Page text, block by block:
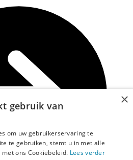
×
gebruik van
om uw gebruikerservaring te
te gebruiken, stemt u in met alle
ons Cookiebeleid. Lees verder